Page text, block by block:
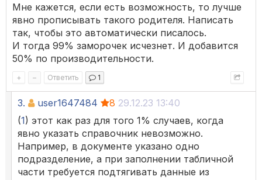
Мне кажется, если есть возможность, то лучше
явно прописывать такого родителя. Написать
так, чтобы это автоматически писалось.
И тогда 99% заморочек исчезнет. И добавится
50% по производительности.
+ – Ответить 1
3. user1647484 8 29.12.23 13:40
(1) этот как раз для того 1% случаев, когда
явно указать справочник невозможно.
Например, в документе указано одно
подразделение, а при заполнении табличной
части требуется подтягивать данные из